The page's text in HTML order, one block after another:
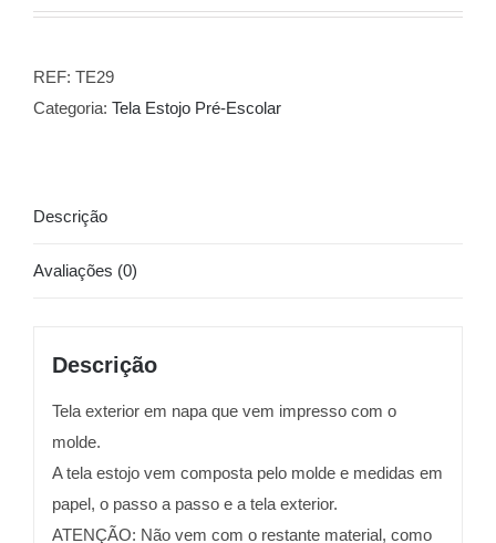
REF: TE29
Categoria: Tela Estojo Pré-Escolar
Descrição
Avaliações (0)
Descrição
Tela exterior em napa que vem impresso com o
molde.
A tela estojo vem composta pelo molde e medidas em
papel, o passo a passo e a tela exterior.
ATENÇÃO: Não vem com o restante material, como